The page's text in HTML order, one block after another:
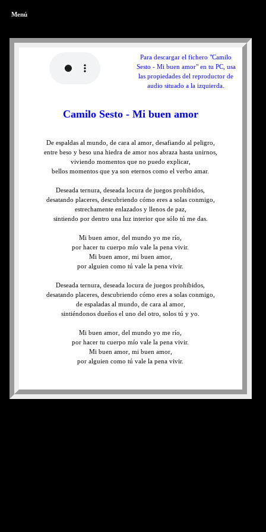
Menú
Para descargar el fichero "Camilo
Sesto - Mi buen amor" en tu PC, usa
las propiedades del reproductor de
audio situado a la izquierda.
Camilo Sesto - Mi buen amor
De espaldas al mundo, de cara al amor, desafiando al peligro,
entre beso y beso una hiedra de amor nos abraza hasta unirnos,
viviendo momentos que no puedo explicar,
bellos momentos que ya son eternos como el verbo amar.
Deseada ternura, deseada locura de juegos prohibidos,
desatando placeres, descubriendo cómo eres a solas conmigo,
estrechamente enlazados y llenos de paz,
sintiendo por dentro una luz interior que sólo tú me das.
Mi buen amor, del mundo yo me río,
por hacer tu cuerpo mío vale la pena vivir.
Mi buen amor, mi buen amor,
por alguien como tú vale la pena vivir.
Deseada ternura, deseada locura de juegos prohibidos,
desatando placeres, descubriendo cómo eres a solas conmigo,
de espaladas al mundo, de cara al amor,
sintiéndonos dueños el uno del otro, solos tú y yo.
Mi buen amor, del mundo yo me río,
por hacer tu cuerpo mío vale la pena vivir.
Mi buen amor, mi buen amor,
por alguien como tú vale la pena vivir.